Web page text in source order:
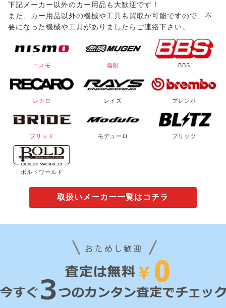
下記メーカー以外のカー用品も大歓迎です！
また、カー用品以外の機械や工具も買取が可能ですので、不
要になった機械や工具がありましたらご連絡下さい。
ニスモ 無限 BBS
レカロ レイズ ブレンボ
ブリッド モデューロ ブリッツ
ボルドワールド
取扱いメーカー一覧はコチラ